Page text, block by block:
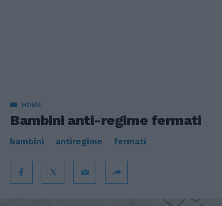
HOME
Bambini anti-regime fermati
bambini antiregime fermati